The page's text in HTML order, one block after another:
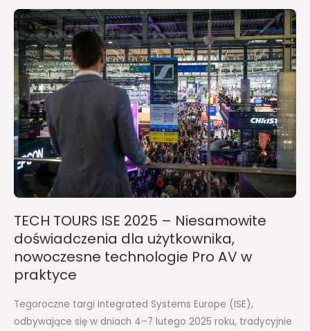
TECH TOURS ISE 2025 – Niesamowite
doświadczenia dla użytkownika,
nowoczesne technologie Pro AV w
praktyce
Tegoroczne targi Integrated Systems Europe (ISE),
odbywające się w dniach 4–7 lutego 2025 roku, tradycyjnie
TECH
TOURS
ISE
2025
–
Niesamowite
doświadczenia
dla
użytkownika,
nowoczesne
technologie
AV
w
praktyce